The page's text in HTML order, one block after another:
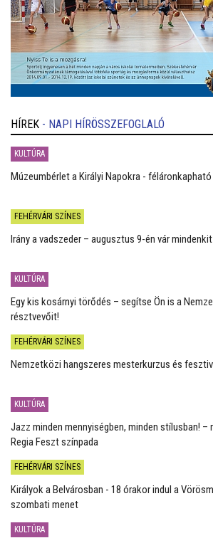
HÍREK - NAPI HÍRÖSSZEFOGLALÓ
KULTÚRA
Múzeumbérlet a Királyi Napokra -
FEHÉRVÁRI SZÍNES
Irány a vadszeder – augusztus 9-én vár
KULTÚRA
Egy kis kosárnyi törődés – segítse Ön is a
résztvevőit!
FEHÉRVÁRI SZÍNES
Nemzetközi hangszeres mesterkurzus és
KULTÚRA
Jazz minden mennyiségben, minden stílusban! –
Regia Feszt színpada
FEHÉRVÁRI SZÍNES
Királyok a Belvárosban - 18 órakor indul a
szombati menet
KULTÚRA